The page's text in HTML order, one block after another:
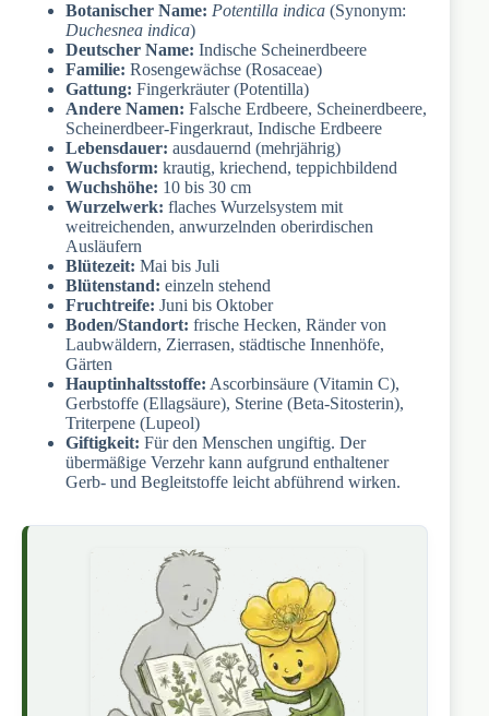
Botanischer Name: Potentilla indica (Synonym:
Duchesnea indica)
Deutscher Name: Indische Scheinerdbeere
Familie: Rosengewächse (Rosaceae)
Gattung: Fingerkräuter (Potentilla)
Andere Namen: Falsche Erdbeere, Scheinerdbeere,
Scheinerdbeer-Fingerkraut, Indische Erdbeere
Lebensdauer: ausdauernd (mehrjährig)
Wuchsform: krautig, kriechend, teppichbildend
Wuchshöhe: 10 bis 30 cm
Wurzelwerk: flaches Wurzelsystem mit
weitreichenden, anwurzelnden oberirdischen
Ausläufern
Blütezeit: Mai bis Juli
Blütenstand: einzeln stehend
Fruchtreife: Juni bis Oktober
Boden/Standort: frische Hecken, Ränder von
Laubwäldern, Zierrasen, städtische Innenhöfe,
Gärten
Hauptinhaltsstoffe: Ascorbinsäure (Vitamin C),
Gerbstoffe (Ellagsäure), Sterine (Beta-Sitosterin),
Triterpene (Lupeol)
Giftigkeit: Für den Menschen ungiftig. Der
übermäßige Verzehr kann aufgrund enthaltener
Gerb- und Begleitstoffe leicht abführend wirken.